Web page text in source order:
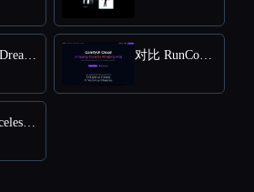
对比 AIDreamMachine 对比 RunComfy
对比 Faceless Videos AI